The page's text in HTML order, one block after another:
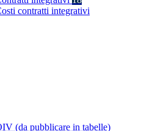
contratti integrativi
(da pubblicare in tabelle)